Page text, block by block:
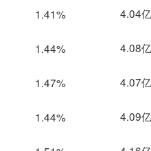
1.41% 4.04亿
1.44% 4.08亿
1.47% 4.07亿
1.44% 4.09亿